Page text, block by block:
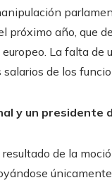
próximo año, que
La falta de
salarios de los
y un presidente
de la